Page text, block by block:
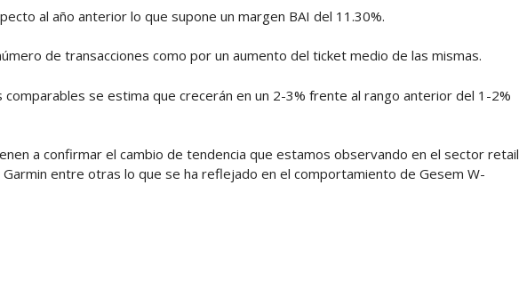
al año anterior lo que supone un margen BAI del 11.30%.
de transacciones como por un aumento del ticket medio de las mismas.
se estima que crecerán en un 2-3% frente al rango anterior del 1-2%
a confirmar el cambio de tendencia que estamos observando en el sector retail
entre otras lo que se ha reflejado en el comportamiento de Gesem W-